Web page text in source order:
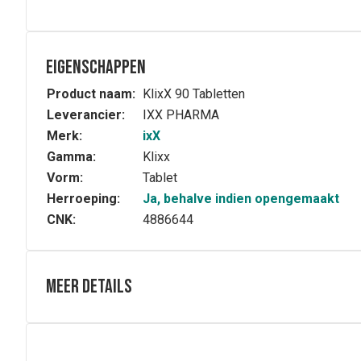
Eigenschappen
Product naam: KlixX 90 Tabletten
Leverancier:
IXX PHARMA
Merk:
ixX
Gamma:
Klixx
Vorm:
Tablet
Herroeping:
Ja, behalve indien opengemaakt
CNK:
4886644
Meer details
Chroom draagt bij tot een normaal metabolisme en tot